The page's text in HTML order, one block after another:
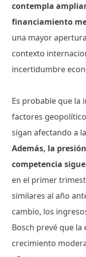
contempla
financiamiento
una mayor
contexto
incertidumbre
Es probable que la
factores
sigan afectando a
Además, la
competencia
en el primer
similares al año
cambio, los
Bosch prevé que
crecimiento